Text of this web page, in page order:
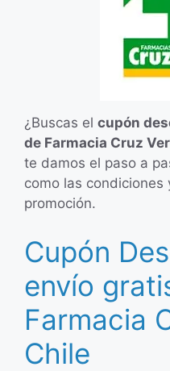
¿Buscas el cupón
de Farmacia Cruz
te damos el paso a
como las condiciones
promoción.
Cupón
envío
Farmacia
Chile